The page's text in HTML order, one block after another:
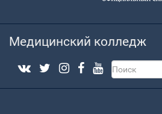
Медицинский колледж